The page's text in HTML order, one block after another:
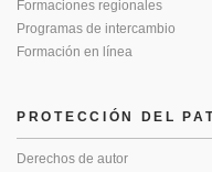
PROTECCIÓN DEL
Derechos de autor
Formaciones regionales
Programas de intercambio
Formación en línea